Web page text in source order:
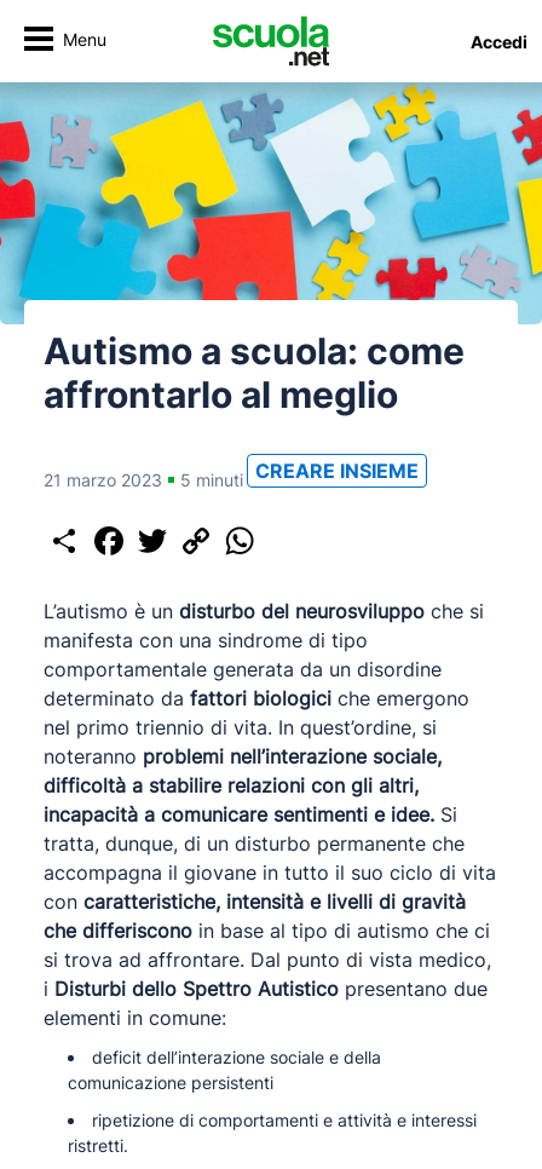
Menu Accedi
Autismo a scuola: come
affrontarlo al meglio
21 marzo 2023 5 minuti CREARE INSIEME
Share Facebook
Twitter Copy
Link
L’autismo è un disturbo del neurosviluppo che si
manifesta con una sindrome di tipo
comportamentale generata da un disordine
determinato da fattori biologici che emergono
nel primo triennio di vita. In quest’ordine, si
noteranno problemi nell’interazione sociale,
difficoltà a stabilire relazioni con gli altri,
incapacità a comunicare sentimenti e idee. Si
tratta, dunque, di un disturbo permanente che
accompagna il giovane in tutto il suo ciclo di vita
con caratteristiche, intensità e livelli di gravità
che differiscono in base al tipo di autismo che ci
si trova ad affrontare. Dal punto di vista medico,
i Disturbi dello Spettro Autistico presentano due
elementi in comune:
deficit dell’interazione sociale e della
comunicazione persistenti
ripetizione di comportamenti e attività e interessi
ristretti.